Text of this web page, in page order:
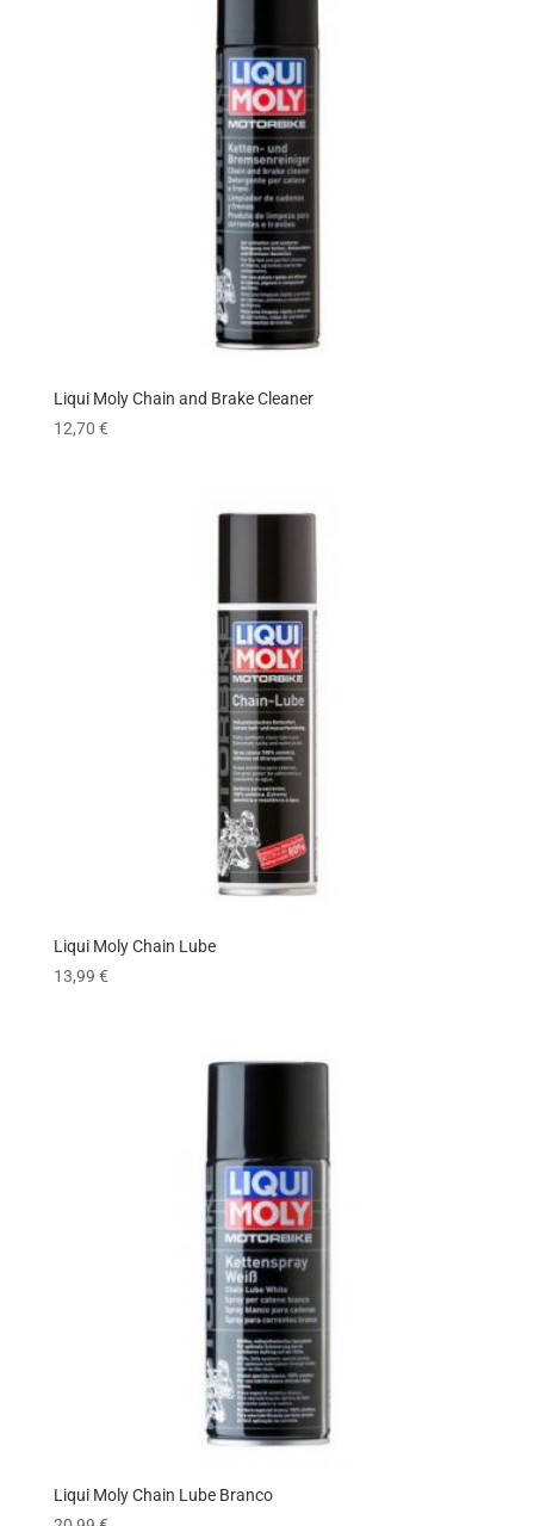
Liqui Moly Chain and Brake Cleaner
12,70 €
Liqui Moly Chain Lube
13,99 €
Liqui Moly Chain Lube Branco